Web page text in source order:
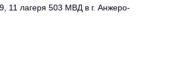
11 лагеря 503 МВД в г. Анжеро-